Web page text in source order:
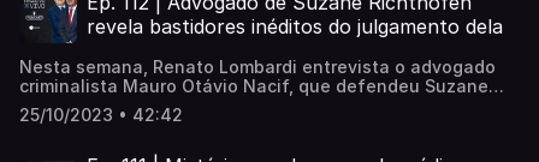
fala sobre as mudanças em sua vida, maioridade penal e
perdão. revela bastidores inéditos do julgamento dela
Nesta semana, Renato Lombardi entrevista o advogado
criminalista Mauro Otávio Nacif, que defendeu Suzane
Richthofen em seu julgamento. O advogado conta como é
defender alguém condenado pela morte do pai e da mãe,
25/10/2023 • 42:42